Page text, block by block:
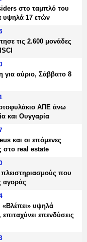
στο ταμπλό του
υψηλά 17 ετών
τις 2.600 μονάδες
αύριο, Σάββατο 8
ΑΠΕ άνω
και Ουγγαρία
και οι επόμενες
στο real estate
που
αγοράς
«Βλέπει» υψηλά
επενδύσεις